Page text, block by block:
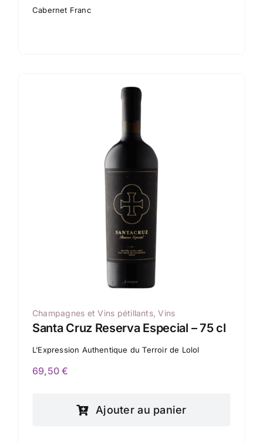
Cabernet Franc
Champagnes et Vins pétillants,Vins
Santa Cruz Reserva Especial – 75 cl
L’Expression Authentique du Terroir de Lolol
69,50€
Ajouter au panier